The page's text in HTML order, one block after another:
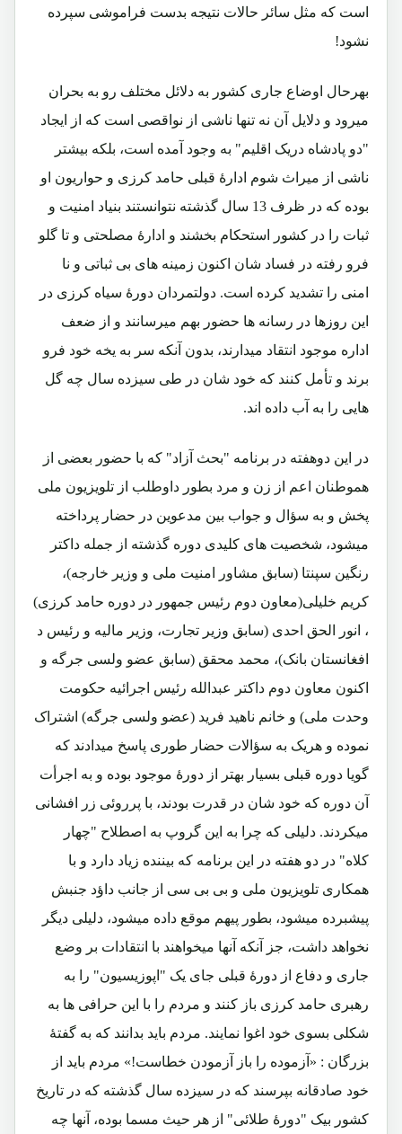
است که مثل سائر حالات نتیجه بدست فراموشی سپرده
نشود!
بهرحال اوضاع جاری کشور به دلائل مختلف رو به بحران
میرود و دلایل آن نه تنها ناشی از نواقصی است که از ایجاد
"دو پادشاه دریک اقلیم" به وجود آمده است، بلکه بیشتر
ناشی از میراث شوم ادارۀ قبلی حامد کرزی و حواریون او
بوده که در ظرف 13 سال گذشته نتوانستند بنیاد امنیت و
ثبات را در کشور استحکام بخشند و ادارۀ مصلحتی و تا گلو
فرو رفته در فساد شان اکنون زمینه های بی ثباتی و نا
امنی را تشدید کرده است. دولتمردان دورۀ سیاه کرزی در
این روزها در رسانه ها حضور بهم میرسانند و از ضعف
اداره موجود انتقاد میدارند، بدون آنکه سر به یخه خود فرو
برند و تأمل کنند که خود شان در طی سیزده سال چه گل
هایی را به آب داده اند.
در این دوهفته در برنامه "بحث آزاد" که با حضور بعضی از
هموطنان اعم از زن و مرد بطور داوطلب از تلویزیون ملی
پخش و به سؤال و جواب بین مدعوین در حضار پرداخته
میشود، شخصیت های کلیدی دوره گذشته از جمله داکتر
رنگین سپنتا (سابق مشاور امنیت ملی و وزیر خارجه)،
کریم خلیلی(معاون دوم رئیس جمهور در دوره حامد کرزی)
، انور الحق احدی (سابق وزیر تجارت، وزیر مالیه و رئیس د
افغانستان بانک)، محمد محقق (سابق عضو ولسی جرگه و
اکنون معاون دوم داکتر عبدالله رئیس اجرائیه حکومت
وحدت ملی) و خانم ناهید فرید (عضو ولسی جرگه) اشتراک
نموده و هریک به سؤالات حضار طوری پاسخ میدادند که
گویا دوره قبلی بسیار بهتر از دورۀ موجود بوده و به اجرأت
آن دوره که خود شان در قدرت بودند، با پرروئی زر افشانی
میکردند. دلیلی که چرا به این گروپ به اصطلاح "چهار
کلاه" در دو هفته در این برنامه که بیننده زیاد دارد و با
همکاری تلویزیون ملی و بی بی سی از جانب داؤد جنبش
پیشبرده میشود، بطور پیهم موقع داده میشود، دلیلی دیگر
نخواهد داشت، جز آنکه آنها میخواهند با انتقادات بر وضع
جاری و دفاع از دورۀ قبلی جای یک "اپوزیسیون" را به
رهبری حامد کرزی باز کنند و مردم را با این حرافی ها به
شکلی بسوی خود اغوا نمایند. مردم باید بدانند که به گفتۀ
بزرگان : «آزموده را باز آزمودن خطاست!» مردم باید از
خود صادقانه بپرسند که در سیزده سال گذشته که در تاریخ
کشور بیک "دورۀ طلائی" از هر حیث مسما بوده، آنها چه